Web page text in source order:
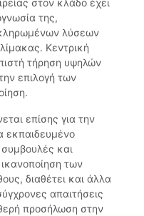
στον κλάδο έχει
της,
λύσεων
Κεντρική
τήρηση υψηλών
επιλογή των
επίσης για την
εκπαιδευμένο
και
των
διαθέτει και άλλα
απαιτήσεις
προσήλωση στην